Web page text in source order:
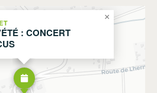
: CONCERT
×